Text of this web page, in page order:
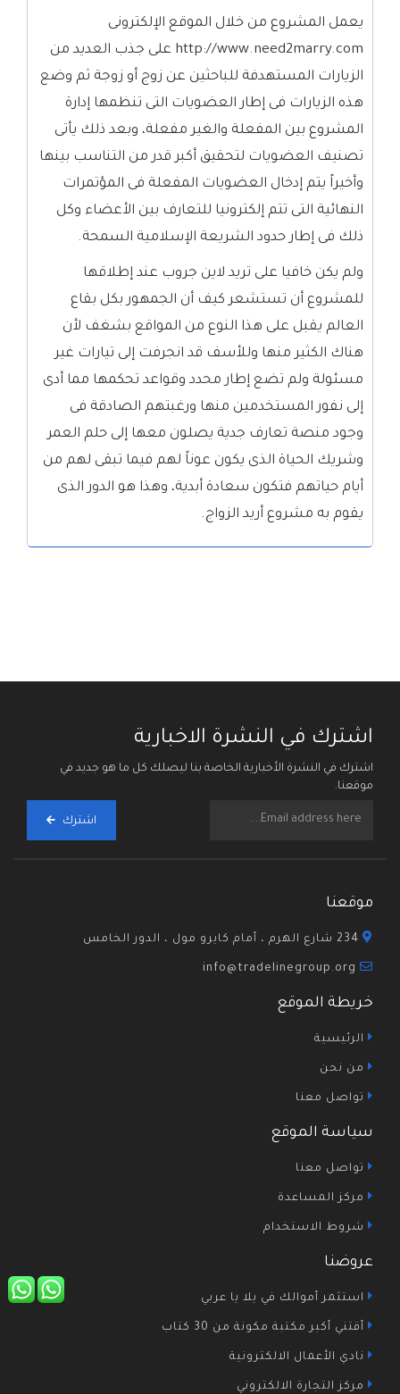
يعمل المشروع من خلال الموقع الإلكترونى
http://www.need2marry.com على جذب العديد من
الزيارات المستهدفة للباحثين عن زوج أو زوجة ثم وضع
هذه الزيارات فى إطار العضويات التى تنظمها إدارة
المشروع بين المفعلة والغير مفعلة، وبعد ذلك يأتى
تصنيف العضويات لتحقيق أكبر قدر من التناسب بينها
وأخيراً يتم إدخال العضويات المفعلة فى المؤتمرات
النهائية التى تتم إلكترونيا للتعارف بين الأعضاء وكل
ذلك فى إطار حدود الشريعة الإسلامية السمحة.
ولم يكن خافيا على تريد لاين جروب عند إطلاقها
للمشروع أن تستشعر كيف أن الجمهور بكل بقاع
العالم يقبل على هذا النوع من المواقع بشغف لأن
هناك الكثير منها وللأسف قد انجرفت إلى تيارات غير
مسئولة ولم تضع إطار محدد وقواعد تحكمها مما أدى
إلى نفور المستخدمين منها ورغبتهم الصادقة فى
وجود منصة تعارف جدية يصلون معها إلى حلم العمر
وشريك الحياة الذى يكون عوناً لهم فيما تبقى لهم من
أيام حياتهم فتكون سعادة أبدية، وهذا هو الدور الذى
يقوم به مشروع أريد الزواج.
اشترك في النشرة الاخبارية
اشترك في النشرة الأخبارية الخاصة بنا ليصلك كل ما هو جديد في
موقعنا.
اشترك
موقعنا
خريطة الموقع
الرئيسية
من نحن
تواصل معنا
سياسة الموقع
تواصل معنا
مركز المساعدة
شروط الاستخدام
عروضنا
استثمر أموالك في يلا يا عربي
أقتني أكبر مكتبة مكونة من 30 كتاب
نادي الأعمال الالكترونية
مركز التجارة الالكتروني